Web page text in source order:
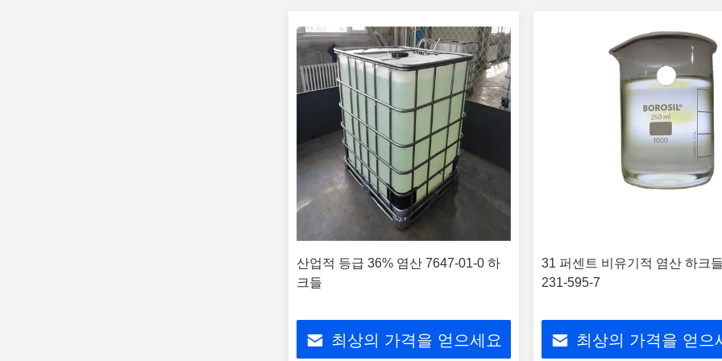
산업적 등급 36% 염산 7647-01-0 하
크들
최상의 가격을 얻으세요
31 퍼센트 비유기적 염산 하크
231-595-7
최상의 가격을 얻으